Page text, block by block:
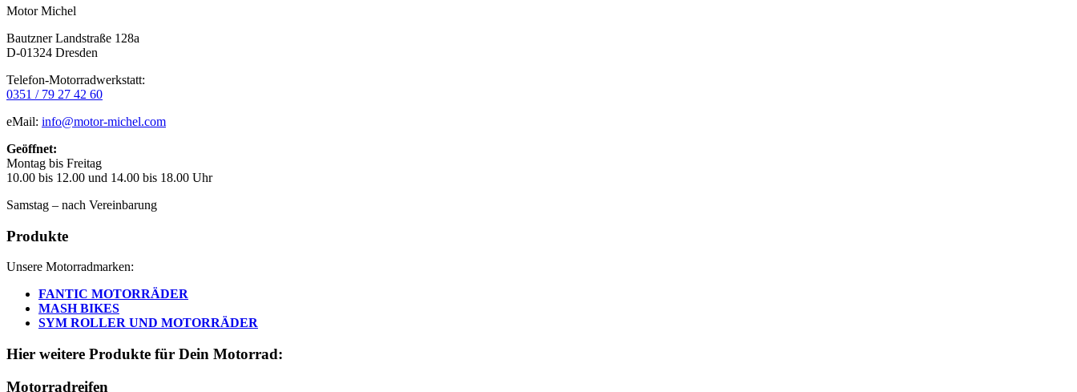
Motor Michel
Bautzner Landstraße 128a
D-01324 Dresden
Telefon-Motorradwerkstatt:
0351 / 79 27 42 60
eMail: info@motor-michel.com
Geöffnet:
Montag bis Freitag
10.00 bis 12.00 und 14.00 bis 18.00 Uhr
Samstag – nach Vereinbarung
Produkte
Unsere Motorradmarken:
FANTIC MOTORRÄDER
MASH BIKES
SYM ROLLER UND MOTORRÄDER
Hier weitere Produkte für Dein Motorrad:
Motorradreifen